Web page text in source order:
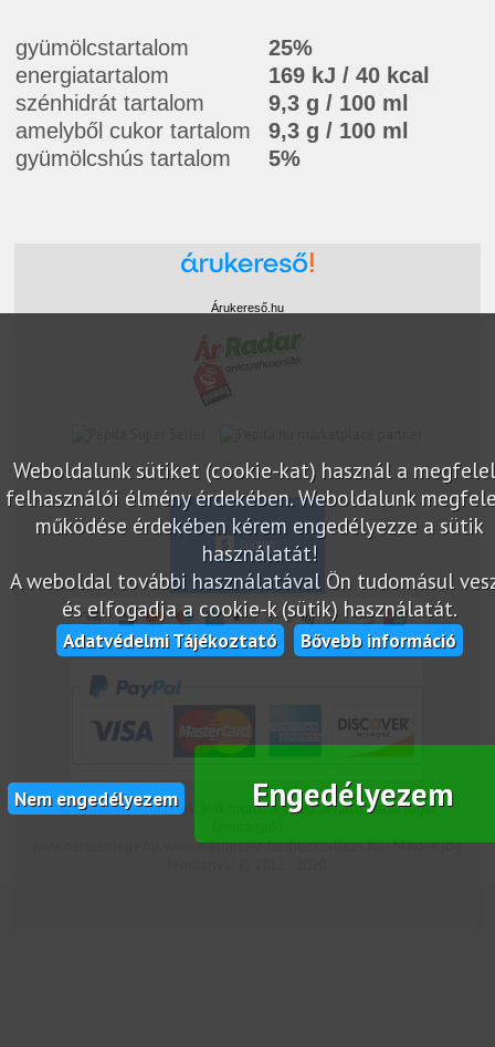
gyümölcstartalom
25%
energiatartalom
169 kJ / 40 kcal
szénhidrát tartalom
9,3 g / 100 ml
amelyből cukor tartalom
9,3 g / 100 ml
gyümölcshús tartalom
5%
Weboldalunk sütiket (cookie-kat) használ a
felhasználói élmény érdekében. Weboldalunk
működése érdekében kérem engedélyezze a sütik
használatát!
A weboldal további használatával Ön tudomásul
és elfogadja a cookie-k (sütik) használatát.
Adatvédelmi Tájékoztató Bővebb információ
Nem engedélyezem Engedélyezem
Árukereső.hu
Az oldalon feltüntetek árak bruttó árak. Az árváltoztatás jogát
www.netcsemege.hu, www.elelmiszer-hazhozszallitas.hu - Minden jog